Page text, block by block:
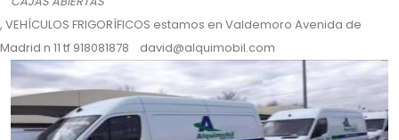
, VEHÍCULOS FRIGORÍFICOS estamos en Valdemoro Avenida de
Madrid n 11 tf 918081878 david@alquimobil.com